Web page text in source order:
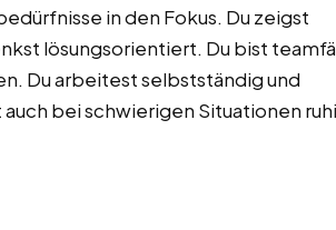
in den Fokus. Du zeigst
lösungsorientiert. Du bist
Du arbeitest selbstständig und
bei schwierigen Situationen